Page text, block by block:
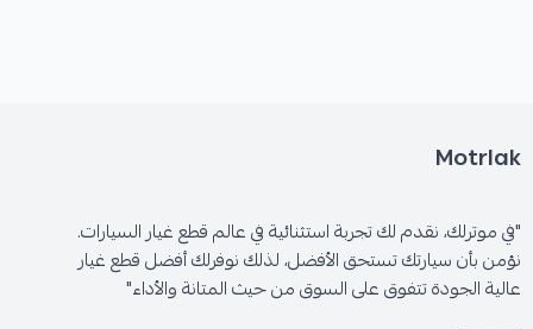
Motrlak
"في موترلك، نقدم لك تجربة استثنائية في عالم قطع غيار السيارات.
نؤمن بأن سيارتك تستحق الأفضل، لذلك نوفرلك أفضل قطع غيار
عالية الجودة تتفوق على السوق من حيث المتانة والأداء"